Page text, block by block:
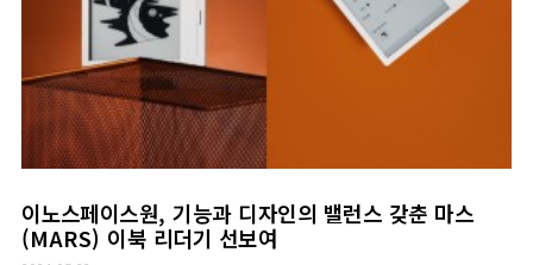
이노스페이스원, 기능과 디자인의 밸런스 갖춘 마스
(MARS) 이북 리더기 선보여